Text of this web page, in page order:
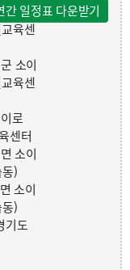
소이
육센
소이
육센
로
센터
소이
)
소이
)
기도
간 일정표 다운받기